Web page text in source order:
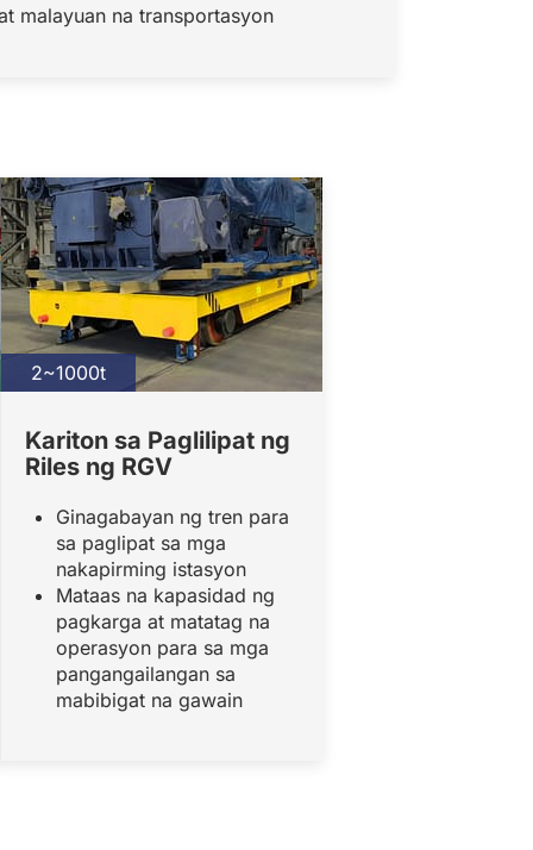
malayuan na transportasyon
2~1000t
Kariton sa Paglilipat ng
Riles ng RGV
Ginagabayan ng tren para
sa paglipat sa mga
nakapirming istasyon
Mataas na kapasidad ng
pagkarga at matatag na
operasyon para sa mga
pangangailangan sa
mabibigat na gawain